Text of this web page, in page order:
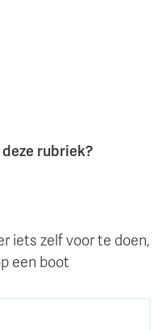
rubriek?
iets zelf voor te doen,
een boot